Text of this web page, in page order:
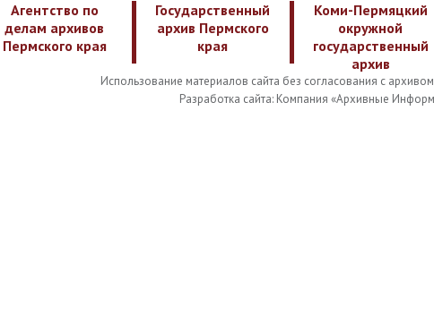
Агентство по
делам архивов
Пермского края
Государственный
архив Пермского
края
Коми-Пермяцкий
окружной
государственный
архив
Использование материалов сайта без согласования с
Разработка сайта: Компания «Архивные